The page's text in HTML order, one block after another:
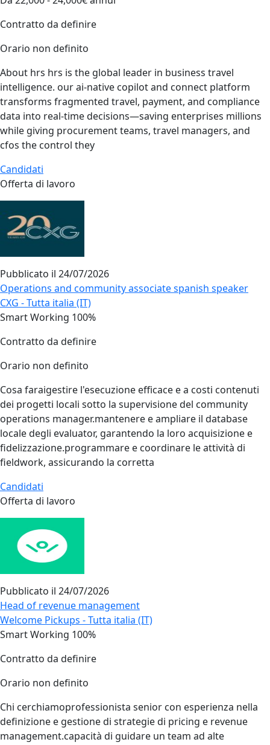
Contratto da definire
Orario non definito
About hrs hrs is the global leader in business travel
intelligence. our ai-native copilot and connect platform
transforms fragmented travel, payment, and compliance
data into real-time decisions—saving enterprises millions
while giving procurement teams, travel managers, and
cfos the control they
Candidati
Offerta di lavoro
Pubblicato il 24/07/2026
Operations and community associate spanish speaker
CXG - Tutta italia (IT)
Smart Working 100%
Contratto da definire
Orario non definito
Cosa faraigestire l'esecuzione efficace e a costi contenuti
dei progetti locali sotto la supervisione del community
operations manager.mantenere e ampliare il database
locale degli evaluator, garantendo la loro acquisizione e
fidelizzazione.programmare e coordinare le attività di
fieldwork, assicurando la corretta
Candidati
Offerta di lavoro
Pubblicato il 24/07/2026
Head of revenue management
Welcome Pickups - Tutta italia (IT)
Smart Working 100%
Contratto da definire
Orario non definito
Chi cerchiamoprofessionista senior con esperienza nella
definizione e gestione di strategie di pricing e revenue
management.capacità di guidare un team ad alte